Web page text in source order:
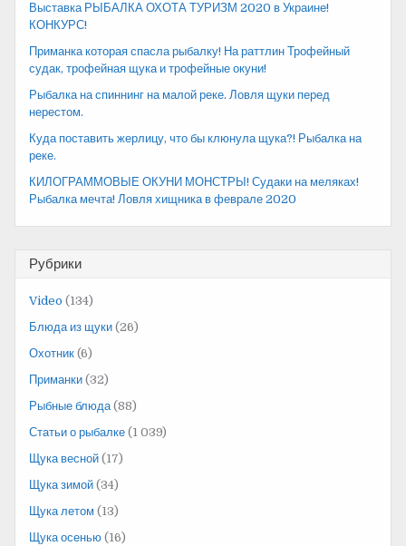
Выставка РЫБАЛКА ОХОТА ТУРИЗМ 2020 в Украине!
КОНКУРС!
Приманка которая спасла рыбалку! На раттлин Трофейный
судак, трофейная щука и трофейные окуни!
Рыбалка на спиннинг на малой реке. Ловля щуки перед
нерестом.
Куда поставить жерлицу, что бы клюнула щука?! Рыбалка на
реке.
КИЛОГРАММОВЫЕ ОКУНИ МОНСТРЫ! Судаки на меляках!
Рыбалка мечта! Ловля хищника в феврале 2020
Рубрики
Video (134)
Блюда из щуки (26)
Охотник (6)
Приманки (32)
Рыбные блюда(88)
Статьи о рыбалке (1 039)
Щука весной (17)
Щука зимой (34)
Щука летом (13)
Щука осенью (16)